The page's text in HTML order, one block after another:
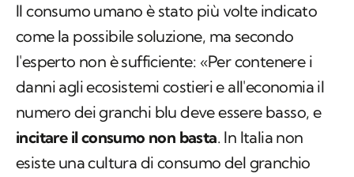
Il consumo umano è stato più volte indicato
come la possibile soluzione, ma secondo
l'esperto non è sufficiente: «Per contenere i
danni agli ecosistemi costieri e all'economia il
numero dei granchi blu deve essere basso, e
incitare il consumo non basta. In Italia non
esiste una cultura di consumo del granchio